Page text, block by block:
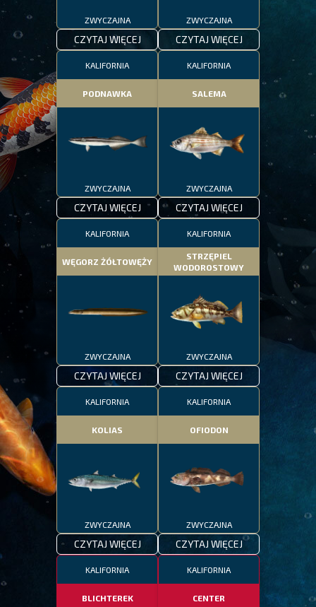
ZWYCZAJNA
CZYTAJ WIĘCEJ
ZWYCZAJNA
CZYTAJ WIĘCEJ
KALIFORNIA
PODNAWKA
ZWYCZAJNA
CZYTAJ WIĘCEJ
KALIFORNIA
SALEMA
ZWYCZAJNA
CZYTAJ WIĘCEJ
KALIFORNIA
WĘGORZ ŻÓŁTOWĘŻY
ZWYCZAJNA
CZYTAJ WIĘCEJ
KALIFORNIA
STRZĘPIEL
WODOROSTOWY
ZWYCZAJNA
CZYTAJ WIĘCEJ
KALIFORNIA
KOLIAS
ZWYCZAJNA
CZYTAJ WIĘCEJ
KALIFORNIA
OFIODON
ZWYCZAJNA
CZYTAJ WIĘCEJ
KALIFORNIA
BLICHTEREK
KALIFORNIA
CENTER